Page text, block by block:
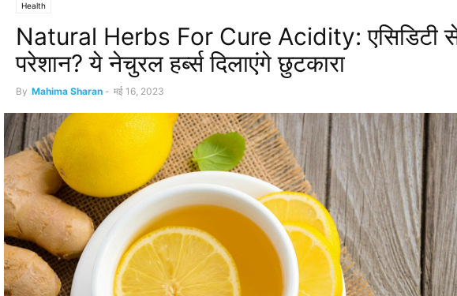
Health
Natural Herbs For Cure Acidity: एसिडिटी
परेशान? ये नेचुरल हर्ब्स दिलाएंगे छुटकारा
By Mahima Sharan - मई 16, 2023